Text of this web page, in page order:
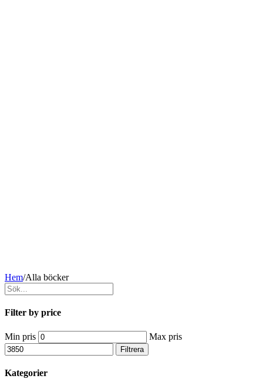
Hem/Alla böcker
Filter by price
Min pris Max pris
Filtrera
Kategorier